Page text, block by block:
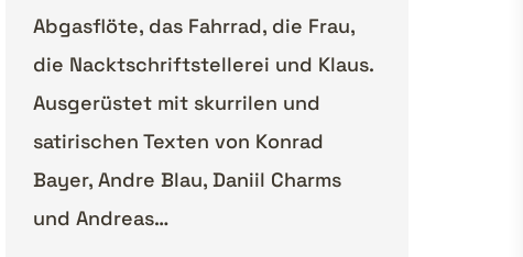
Abgasflöte, das Fahrrad, die Frau,
die Nacktschriftstellerei und Klaus.
Ausgerüstet mit skurrilen und
satirischen Texten von Konrad
Bayer, Andre Blau, Daniil Charms
und Andreas…